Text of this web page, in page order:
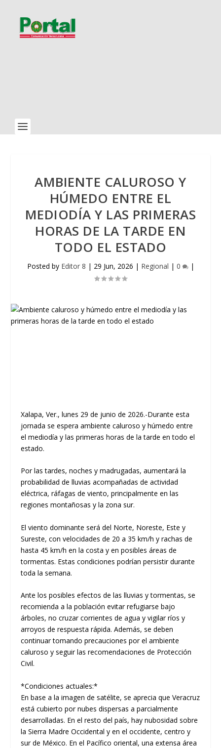
AMBIENTE CALUROSO Y
HÚMEDO ENTRE EL
MEDIODÍA Y LAS PRIMERAS
HORAS DE LA TARDE EN
TODO EL ESTADO
Posted by Editor 8 | 29 Jun, 2026 | Regional | 0 |
Xalapa, Ver., lunes 29 de junio de 2026.-Durante esta
jornada se espera ambiente caluroso y húmedo entre
el mediodía y las primeras horas de la tarde en todo el
estado.
Por las tardes, noches y madrugadas, aumentará la
probabilidad de lluvias acompañadas de actividad
eléctrica, ráfagas de viento, principalmente en las
regiones montañosas y la zona sur.
El viento dominante será del Norte, Noreste, Este y
Sureste, con velocidades de 20 a 35 km/h y rachas de
hasta 45 km/h en la costa y en posibles áreas de
tormentas. Estas condiciones podrían persistir durante
toda la semana.
Ante los posibles efectos de las lluvias y tormentas, se
recomienda a la población evitar refugiarse bajo
árboles, no cruzar corrientes de agua y vigilar ríos y
arroyos de respuesta rápida. Además, se deben
continuar tomando precauciones por el ambiente
caluroso y seguir las recomendaciones de Protección
Civil.
*Condiciones actuales:*
En base a la imagen de satélite, se aprecia que Veracruz
está cubierto por nubes dispersas a parcialmente
desarrolladas. En el resto del país, hay nubosidad sobre
la Sierra Madre Occidental y en el occidente, centro y
sur de México. En el Pacífico oriental, una extensa área